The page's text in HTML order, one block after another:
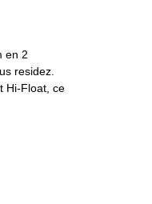
en 2
residez.
Hi-Float, ce